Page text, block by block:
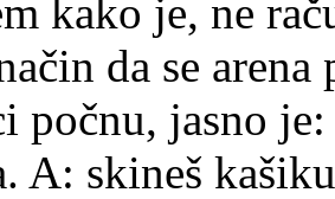
kako je, ne
da se
počnu, jasno
A: skineš